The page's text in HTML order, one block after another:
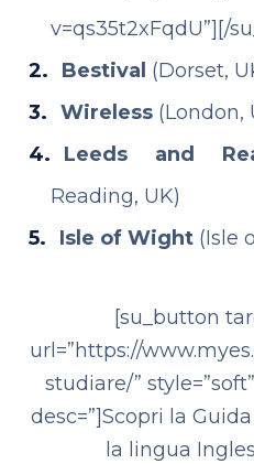
v=qs35t2xFqdU”][/
Bestival (Dorset,
Wireless (London,
Leeds and
Reading, UK)
Isle of Wight (Isle
[su_button
url=”https://
studiare/”
desc=”]Scopri la
la lingua